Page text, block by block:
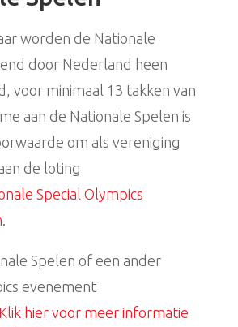
worden de Nationale
door Nederland heen
voor minimaal 13 takken van
aan de Nationale Spelen is
om als vereniging
de loting
Special Olympics
.
Spelen of een ander
evenement
Klik hier voor meer informatie